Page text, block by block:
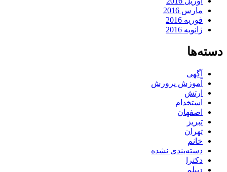
مارس 2016
فوریه 2016
ژانویه 2016
دسته‌ها
آگهی
آموزش پرورش
ارتش
استخدام
اصفهان
تبریز
تهران
خانم
دسته‌بندی نشده
دکترا
دیپلم